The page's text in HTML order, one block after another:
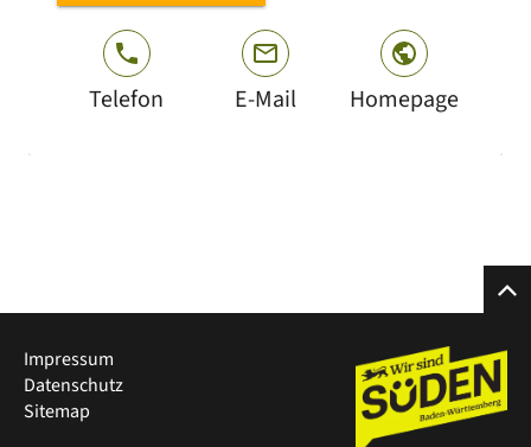
Telefon E-Mail Homepage
Impressum
Datenschutz
Sitemap